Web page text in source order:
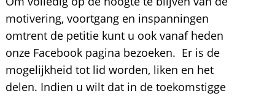
motivering, voortgang en inspanningen
omtrent de petitie kunt u ook vanaf heden
onze Facebook pagina bezoeken. Er is de
mogelijkheid tot lid worden, liken en het
delen. Indien u wilt dat in de toekomstigge